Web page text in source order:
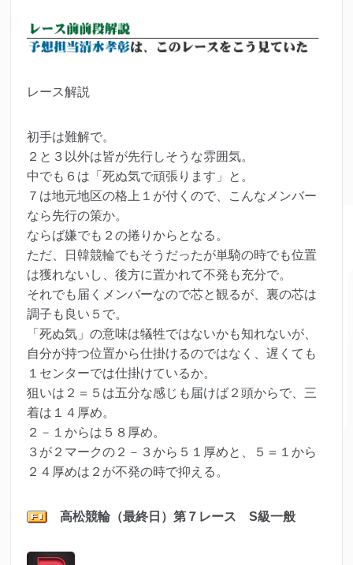
レース解説
初手は難解で。
２と３以外は皆が先行しそうな雰囲気。
中でも６は「死ぬ気で頑張ります」と。
７は地元地区の格上１が付くので、こんなメンバー
なら先行の策か。
ならば嫌でも２の捲りからとなる。
ただ、日韓競輪でもそうだったが単騎の時でも位置
は獲れないし、後方に置かれて不発も充分で。
それでも届くメンバーなので芯と観るが、裏の芯は
調子も良い５で。
「死ぬ気」の意味は犠牲ではないかも知れないが、
自分が持つ位置から仕掛けるのではなく、遅くても
１センターでは仕掛けているか。
狙いは２＝５は五分な感じも届けば２頭からで、三
着は１４厚め。
２－１からは５８厚め。
３が２マークの２－３から５１厚めと、５＝１から
２４厚めは２が不発の時で抑える。
高松競輪（最終日）第７レース S級一般